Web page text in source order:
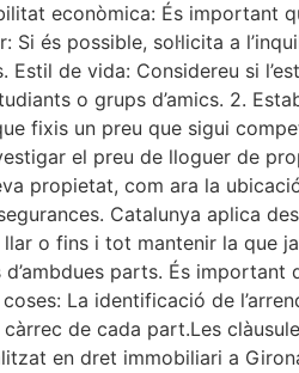
econòmica: És important
Si és possible, sol·licita a
Estil de vida: Considereu si
o grups d’amics. 2.
fixis un preu que sigui
el preu de lloguer de
propietat, com ara la
Catalunya aplica
o fins i tot mantenir la que
parts. És
coses: La identificació de
càrrec de cada part.Les
en dret immobiliari a